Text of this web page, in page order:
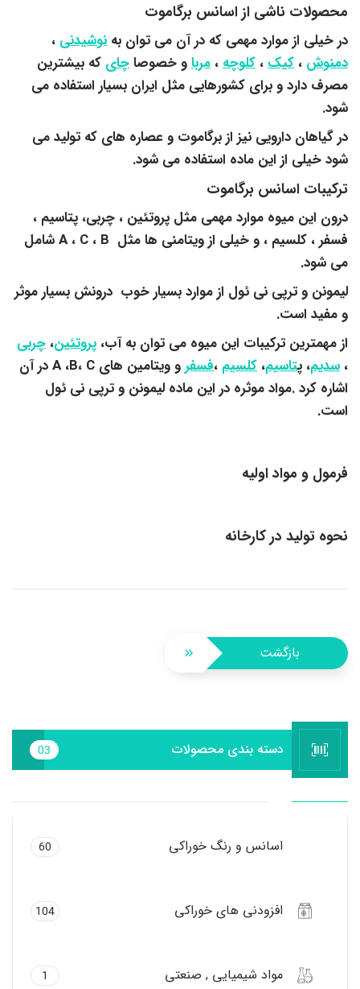
محصولات ناشی از اسانس برگاموت
در خیلی از موارد مهمی که در آن می توان به نوشیدنی ،
دمنوش ، کیک، کلوچه، مرباو خصوصاچای که بیشترین
مصرف دارد و برای کشورهایی مثل ایران بسیار استفاده می
شود.
در گیاهان دارویی نیز از برگاموت و عصاره های که تولید می
شود خیلی از این ماده استفاده می شود.
ترکیبات اسانس برگاموت
درون این میوه موارد مهمی مثل پروتئین ، چربی، پتاسیم ،
فسفر ، کلسیم ، و خیلی از ویتامنی ها مثل A ، C ، B شامل
می شود.
لیمونن و ترپی نی ئول از موارد بسیار خوب درونش بسیار موثر
و مفید است.
از مهمترین ترکیبات این میوه می توان به آب، پروتئین، چربی
، سدیم، پتاسیم، کلسیم ،فسفر
و ویتامین های A ،B، C در آن
اشاره کرد .مواد موثره در این ماده لیمونن و ترپی نی ئول
است.
فرمول و مواد اولیه
نحوه تولید در کارخانه
بازگشت
دسته بندی محصولات 03
اسانس و رنگ خوراکی 60
افزودنی های خوراکی 104
مواد شیمیایی , صنعتی 1